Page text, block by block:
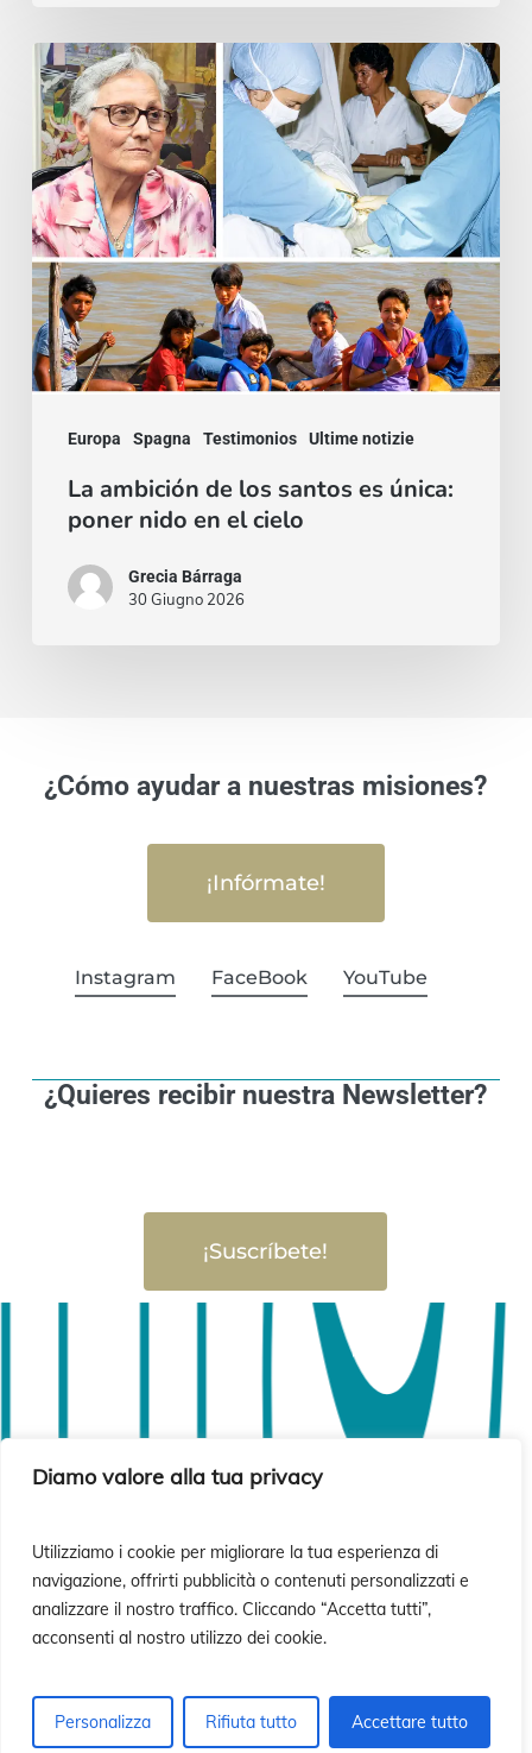
Diamo valore alla tua privacy
Utilizziamo i cookie per migliorare la tua esperienza di
navigazione, offrirti pubblicità o contenuti personalizzati e
analizzare il nostro traffico. Cliccando “Accetta tutti”,
acconsenti al nostro utilizzo dei cookie.
Personalizza Rifiuta tutto Accettare tutto
Europa Spagna Testimonios Ultime notizie
La
ambición
de
los
santos
es
única:
poner
nido
cieloLa ambición de los santos es única:
poner nido en el cielo
Grecia Bárraga
30 Giugno 2026
¿Cómo ayudar a nuestras misiones?
¡Infórmate!
Instagram FaceBook YouTube
¿Quieres recibir nuestra Newsletter?
¡Suscríbete!